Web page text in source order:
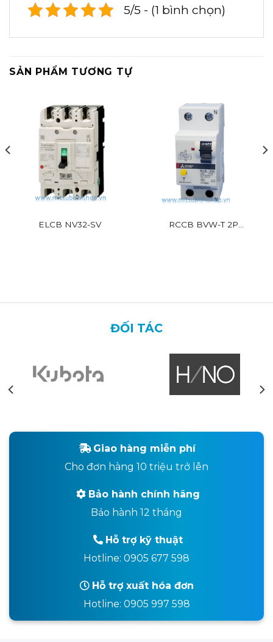
5/5 - (1 bình chọn)
SẢN PHẨM TƯƠNG TỰ
ELCB NV32-SV
RCCB BVW-T 2P
ĐỐI TÁC
Giao hàng miễn phí
Cho đơn hàng 10 triệu trở lên
Bảo hành chính hãng
Bảo hành 12 tháng
Hỗ trợ kỹ thuật
Hotline: 0905 677 598
Hỗ trợ xuất hóa đơn
Hotline: 0905 997 598